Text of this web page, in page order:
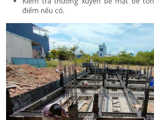
điểm nếu có.